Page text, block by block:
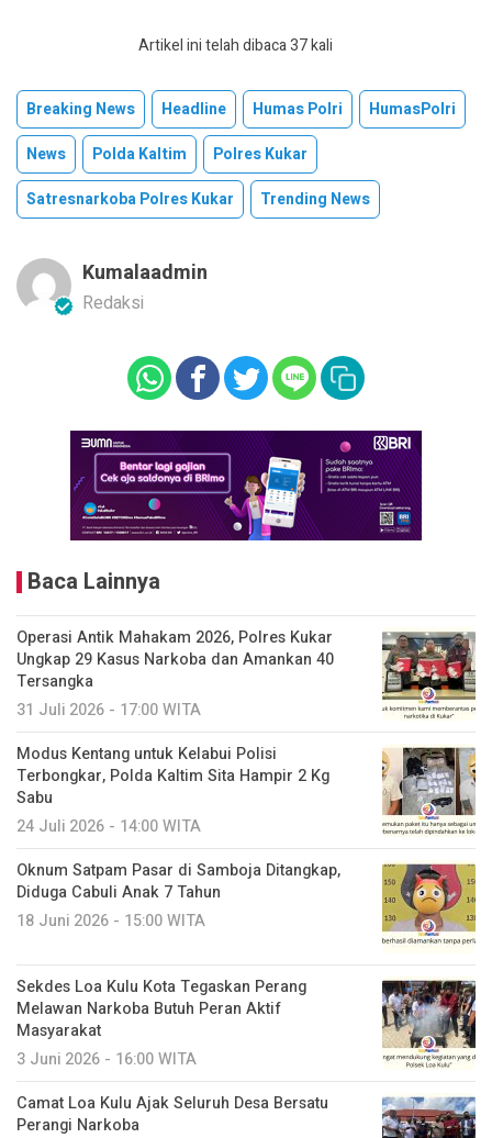
Artikel ini telah dibaca 37 kali
Breaking News Headline Humas Polri
HumasPolri
News
Polda Kaltim
Polres Kukar
Satresnarkoba Polres Kukar
Trending News
Kumalaadmin
Redaksi
Baca Lainnya
Operasi Antik Mahakam 2026, Polres Kukar
Ungkap 29 Kasus Narkoba dan Amankan 40
Tersangka
31 Juli 2026 - 17:00 WITA
Modus Kentang untuk Kelabui Polisi
Terbongkar, Polda Kaltim Sita Hampir 2 Kg
Sabu
24 Juli 2026 - 14:00 WITA
Oknum Satpam Pasar di Samboja Ditangkap,
Diduga Cabuli Anak 7 Tahun
18 Juni 2026 - 15:00 WITA
Sekdes Loa Kulu Kota Tegaskan Perang
Melawan Narkoba Butuh Peran Aktif
Masyarakat
3 Juni 2026 - 16:00 WITA
Camat Loa Kulu Ajak Seluruh Desa Bersatu
Perangi Narkoba